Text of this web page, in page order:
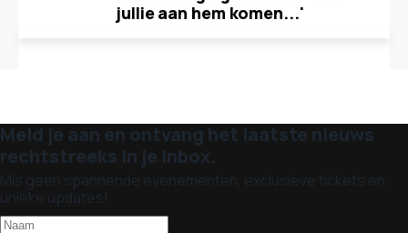
jullie aan hem komen...'
Meld je aan en ontvang het laatste nieuws
rechtstreeks in je inbox.
Mis geen spannende evenementen, exclusieve tickets en
unieke updates!